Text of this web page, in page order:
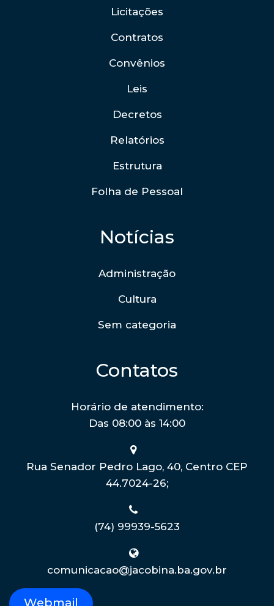
Licitações
Contratos
Convênios
Leis
Decretos
Relatórios
Estrutura
Folha de Pessoal
Notícias
Administração
Cultura
Sem categoria
Contatos
Horário de atendimento:
Das 08:00 às 14:00
Rua Senador Pedro Lago, 40, Centro CEP
44.7024-26;
(74) 99939-5623
comunicacao@jacobina.ba.gov.br
Webmail